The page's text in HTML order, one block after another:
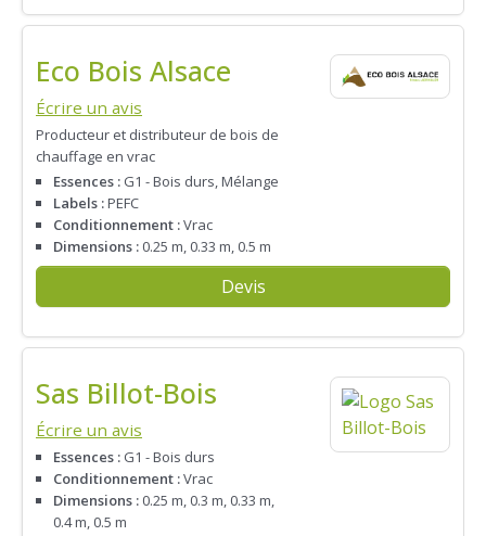
Eco Bois Alsace
Écrire un avis
Producteur et distributeur de bois de
chauffage en vrac
Essences : G1 - Bois durs, Mélange
Labels :PEFC
Conditionnement :Vrac
Dimensions : 0.25 m, 0.33 m, 0.5 m
Devis
Sas Billot-Bois
Écrire un avis
Essences : G1 - Bois durs
Conditionnement :Vrac
Dimensions : 0.25 m, 0.3 m, 0.33 m,
0.4 m, 0.5 m